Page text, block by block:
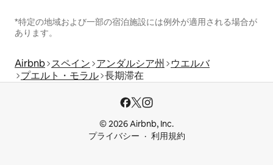
*特定の地域および一部の宿泊施設には例外が適用される場合が
あります。
Airbnb スペイン アンダルシア州
ウエルバ
プエルト・モラル 長期滞在
© 2026 Airbnb, Inc.
プライバシー
利用規約